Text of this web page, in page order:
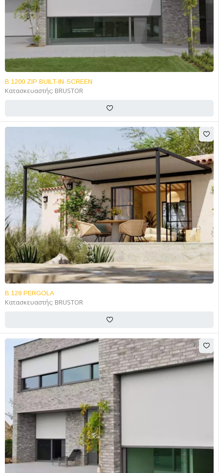
B 1200 ZIP BUILT-IN-SCREEN
Κατασκευαστής: BRUSTOR
B 128 PERGOLA
Κατασκευαστής: BRUSTOR